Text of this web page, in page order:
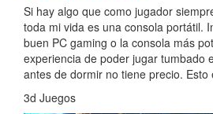
Si hay algo que como jugador
toda mi vida es una consola portátil.
buen PC gaming o la consola más
experiencia de poder jugar tumbado
antes de dormir no tiene precio.
3d Juegos